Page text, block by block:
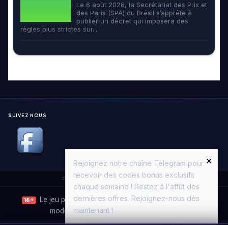
Le 6 août 2026, la Secrétariat des Prix et
des Paris (SPA) du Brésil s’apprête à
publier un décret qui imposera des
règles plus strictes sur...
SUIVEZ NOUS
Copyright © 2026. All Rights Reserved. Casino Moon
Rejoignez notre chaîne Telegram pour
recevoir des codes bonus exclusifs
chaque semaine ! Restez à l'affût des
dernières offres. Rejoignez-nous dès
maintenant !
×
18+
Le jeu peut entraîner une dépendance. Jouez avec
modération.Joueurs Info Service